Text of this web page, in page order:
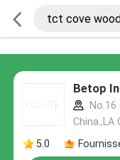
Betop
No.16
China.,LA
5.0